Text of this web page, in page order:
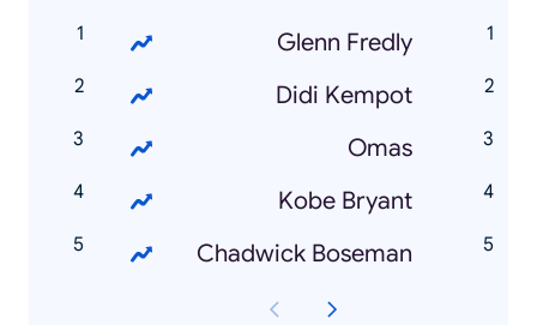
Glenn Fredly
Didi Kempot
Omas
Kobe Bryant
Chadwick Boseman